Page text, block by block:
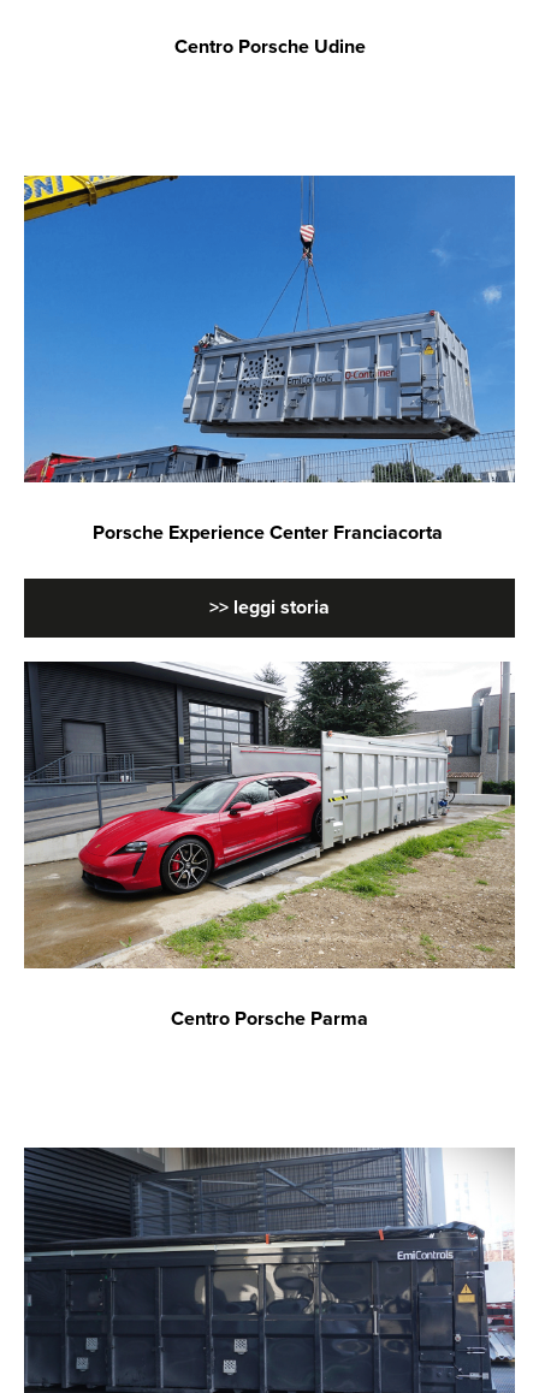
Centro Porsche Udine
Porsche Experience Center Franciacorta
>> leggi storia
Centro Porsche Parma